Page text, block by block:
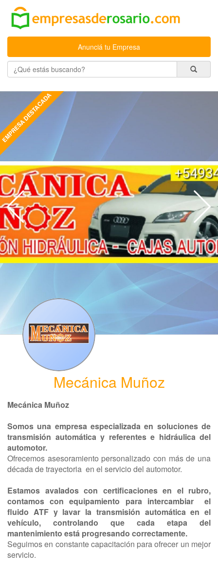
Anunciá tu Empresa
Mecánica Muñoz
Mecánica Muñoz
Somos una empresa especializada en soluciones de
transmisión automática y referentes e hidráulica del
automotor.
Ofrecemos asesoramiento personalizado con más de una
década de trayectoria en el servicio del automotor.
Estamos avalados con certificaciones en el rubro,
contamos con equipamiento para intercambiar el
fluido ATF y lavar la transmisión automática en el
vehículo, controlando que cada etapa del
mantenimiento está progresando correctamente.
Seguimos en constante capacitación para ofrecer un mejor
servicio.